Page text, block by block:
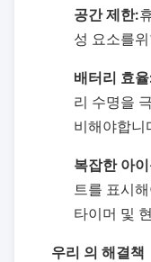
공간 제한:
성 요소를
배터리 효
리 수명을
비해야합니
복잡한 아
트를 표시
타이머 및
우리 의 해결책